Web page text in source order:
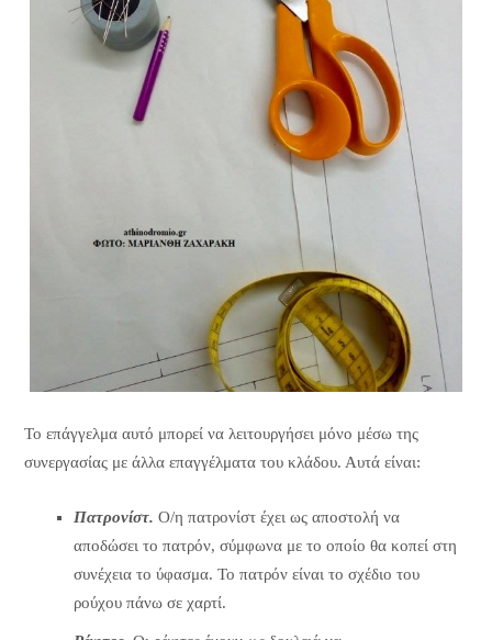
Το επάγγελμα αυτό μπορεί να λειτουργήσει μόνο μέσω της
συνεργασίας με άλλα επαγγέλματα του κλάδου. Αυτά είναι:
Πατρονίστ. Ο/η πατρονίστ έχει ως αποστολή να
αποδώσει το πατρόν, σύμφωνα με το οποίο θα κοπεί στη
συνέχεια το ύφασμα. Το πατρόν είναι το σχέδιο του
ρούχου πάνω σε χαρτί.